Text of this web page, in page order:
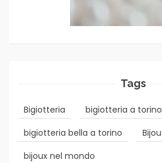
Tags
Bigiotteria
bigiotteria a torino
bigiotteria bella a torino
Bijou
bijoux nel mondo